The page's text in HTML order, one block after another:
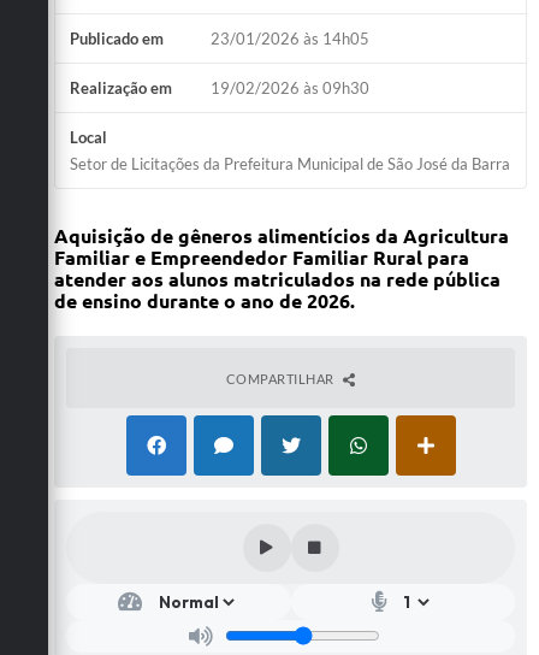
Publicado em 23/01/2026 às 14h05
Realização em 19/02/2026 às 09h30
Local
Setor de Licitações da Prefeitura Municipal de São José da Barra
Aquisição de gêneros alimentícios da Agricultura
Familiar e Empreendedor Familiar Rural para
atender aos alunos matriculados na rede pública
de ensino durante o ano de 2026.
COMPARTILHAR